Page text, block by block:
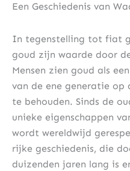
Een Geschiedenis van
In tegenstelling tot fiat
goud zijn waarde door
Mensen zien goud als
van de ene generatie op
te behouden. Sinds de
unieke eigenschappen
wordt wereldwijd
rijke geschiedenis, die
duizenden jaren lang is